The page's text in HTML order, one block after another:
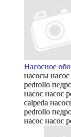
Насосное
насосы
pedrollo
насос насос
calpeda
pedrollo
насос насос